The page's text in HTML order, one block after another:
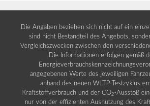
Die Angaben beziehen sich nicht auf ein
sind nicht Bestandteil des Angebots,
Vergleichszwecken zwischen den
Die Informationen erfolgen gemäß
angegebenen Werte des jeweiligen
anhand des neuen WLTP-Testzyklus
Kraftstoffverbrauch und der CO2 -Ausstoß
nur von der effizienten Ausnutzung des